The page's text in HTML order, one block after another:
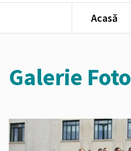
Acasă
content
Galerie Foto